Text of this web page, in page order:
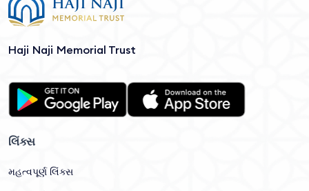
Haji Naji Memorial Trust
લિંક્સ
મહત્વપૂર્ણ લિંક્સ